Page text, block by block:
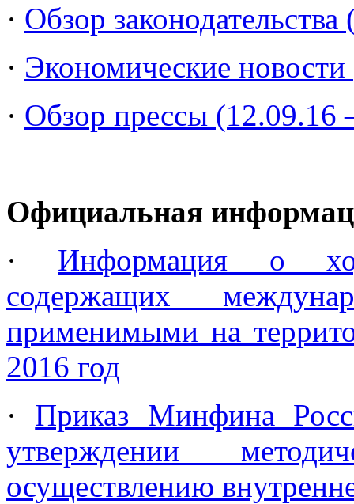
· Обзор
· Экономические
· Обзор прессы (12.09.16
Официальная
· Информация о
содержащих
применимыми на
2016 год
· Приказ Минфина
утверждении
осуществлению